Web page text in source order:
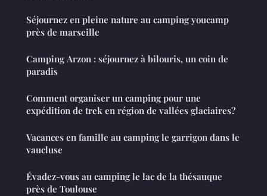
Séjournez en pleine nature au camping youcamp
près de marseille
Camping Arzon : séjournez à bilouris, un coin de
paradis
Comment organiser un camping pour une
expédition de trek en région de vallées glaciaires?
Vacances en famille au camping le garrigon dans le
vaucluse
Évadez-vous au camping le lac de la thésauque
près de Toulouse